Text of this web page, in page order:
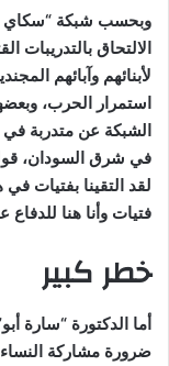
وبحسب شبكة “سكاي
الالتحاق بالتدريبات
لأبنائهم وآبائهم
استمرار الحرب،
الشبكة عن متدربة
في شرق السودان،
فتيات وأنا هنا
خطر كبير
أما الدكتورة “سارة
ضرورة مشاركة